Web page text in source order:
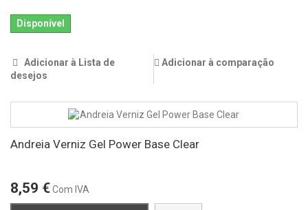
Disponível
Adicionar à Lista de
desejos
Adicionar à comparação
Andreia Verniz Gel Power Base Clear
8,59 €Com IVA